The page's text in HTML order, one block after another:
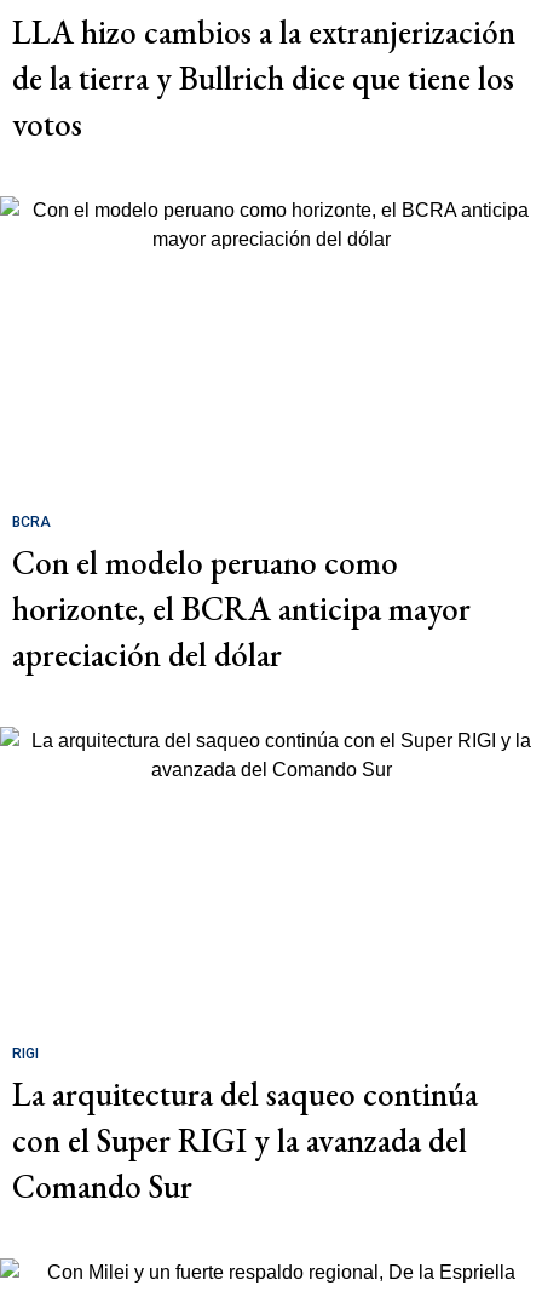
LLA hizo cambios a la extranjerización
de la tierra y Bullrich dice que tiene los
votos
BCRA
Con el modelo peruano como
horizonte, el BCRA anticipa mayor
apreciación del dólar
RIGI
La arquitectura del saqueo continúa
con el Super RIGI y la avanzada del
Comando Sur